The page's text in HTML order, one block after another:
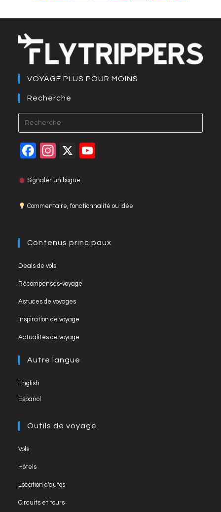
c
b
o
k
ss
n
er
p
Li
k
ail er
st
at
A
ar
e
VOYAGE PLUS POUR MOINS
Recherche
F
c
o
k
In
a
X
e
Signaler un bogue
Commentaire, fonctionnalité ou idée
Contenus principaux
Deals de vols
Récompenses-voyage
Astuces de voyages
Inspiration de voyage
Actualités de voyage
Autre langue
English
Español
Outils de voyage
Vols
Hôtels
Location d'autos
Circuits et tours